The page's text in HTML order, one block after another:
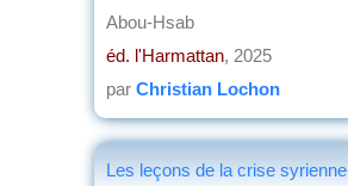
Abou-Hsab
éd. l'Harmattan, 2025
par Christian Lochon
Les leçons de la crise syrienne